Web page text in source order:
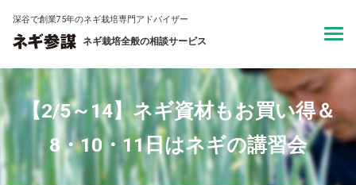
深谷で創業75年のネギ栽培専門アドバイザー
ネギ栽培全般の相談サービス
【2/5～14】ネギ資材もお買い得＆
8・10・11日はネギの講習会